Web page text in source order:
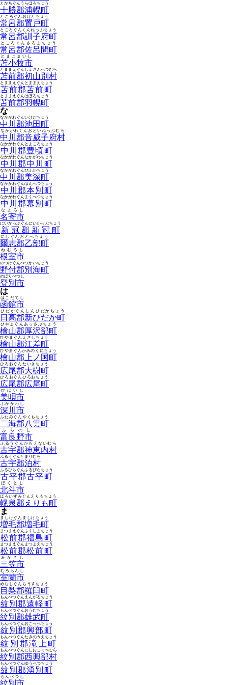
十勝郡浦幌町
とかちぐんうらほろちょう
常呂郡置戸町
ところぐんおけとちょう
常呂郡訓子府町
ところぐんくんねっぷちょう
常呂郡佐呂間町
ところぐんさろまちょう
苫小牧市
とまこまいし
苫前郡初山別村
とままえぐんしょさんべつむら
苫前郡苫前町
とままえぐんとままえちょう
苫前郡羽幌町
とままえぐんはぼろちょう
な
中川郡池田町
なかがわぐんいけだちょう
中川郡音威子府村
なかがわぐんおといねっぷむら
中川郡豊頃町
なかがわぐんとよころちょう
中川郡中川町
なかがわぐんなかがわちょう
中川郡美深町
なかがわぐんびふかちょう
中川郡本別町
なかがわぐんほんべつちょう
中川郡幕別町
なかがわぐんまくべつちょう
名寄市
なよろし
新冠郡新冠町
にいかっぷぐんにいかっぷちょう
爾志郡乙部町
にしぐんおとべちょう
根室市
ねむろし
野付郡別海町
のつけぐんべつかいちょう
登別市
のぼりべつし
は
函館市
はこだてし
日高郡新ひだか町
ひだかぐんしんひだかちょう
檜山郡厚沢部町
ひやまぐんあっさぶちょう
檜山郡江差町
ひやまぐんえさしちょう
檜山郡上ノ国町
ひやまぐんかみのくにちょう
広尾郡大樹町
ひろおぐんたいきちょう
広尾郡広尾町
ひろおぐんひろおちょう
美唄市
びばいし
深川市
ふかがわし
二海郡八雲町
ふたみぐんやくもちょう
富良野市
ふらのし
古宇郡神恵内村
ふるうぐんかもえないむら
古宇郡泊村
ふるうぐんとまりむら
古平郡古平町
ふるびらぐんふるびらちょう
北斗市
ほくとし
幌泉郡えりも町
ほろいずみぐんえりもちょう
ま
増毛郡増毛町
ましけぐんましけちょう
松前郡福島町
まつまえぐんふくしまちょう
松前郡松前町
まつまえぐんまつまえちょう
三笠市
みかさし
室蘭市
むろらんし
目梨郡羅臼町
めなしぐんらうすちょう
紋別郡遠軽町
もんべつぐんえんがるちょう
紋別郡雄武町
もんべつぐんおうむちょう
紋別郡興部町
もんべつぐんおこっぺちょう
紋別郡滝上町
もんべつぐんたきのうえちょう
紋別郡西興部村
もんべつぐんにしおこっぺむら
紋別郡湧別町
もんべつぐんゆうべつちょう
紋別市
もんべつし